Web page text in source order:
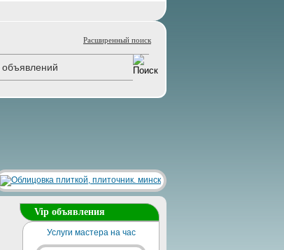
Расширенный поиск
Vip объявления
Услуги мастера на час